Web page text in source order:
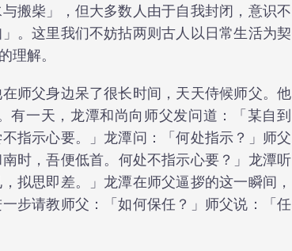
搬柴」，但大多数人由于自我封闭，意识不
。这里我们不妨拈两则古人以日常生活为契
理解。
师父身边呆了很长时间，天天侍候师父。他
有一天，龙潭和尚向师父发问道：「某自到
指示心要。」龙潭问：「何处指示？」师父
时，吾便低首。何处不指示心要？」龙潭听
拟思即差。」龙潭在师父逼拶的这一瞬间，
步请教师父：「如何保任？」师父说：「任